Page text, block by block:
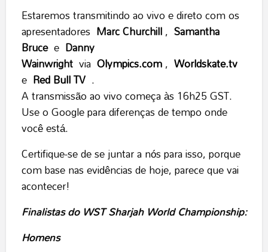
Estaremos transmitindo ao vivo e direto com os
apresentadores Marc Churchill, Samantha
Brucee Danny
Wainwrightvia Olympics.com, Worldskate.tv
e Red Bull TV .
A transmissão ao vivo começa às 16h25 GST.
Use o Google para diferenças de tempo onde
você está.
Certifique-se de se juntar a nós para isso, porque
com base nas evidências de hoje, parece que vai
acontecer!
Finalistas do WST Sharjah World Championship:
Homens